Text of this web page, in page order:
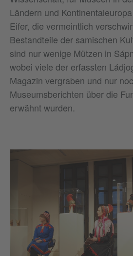
Ländern und
Eifer, die vermeintlich
Bestandteile der samischen
sind nur wenige Mützen in
wobei viele der erfassten
Magazin vergraben und nur
Museumsberichten über die
erwähnt wurden.